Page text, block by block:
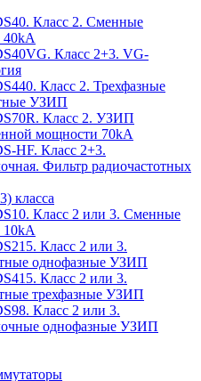
Класс 2. Сменные
40kA
Класс 2+3. VG-
Класс 2. Трехфазные
УЗИП
Класс 2. УЗИП
мощности 70kA
HF. Класс 2+3.
Фильтр радиочастотных
класса
Класс 2 или 3. Сменные
10kA
Класс 2 или 3.
однофазные УЗИП
Класс 2 или 3.
трехфазные УЗИП
Класс 2 или 3.
однофазные УЗИП